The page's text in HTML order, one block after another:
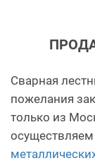
Сварная
пожелания
только из
осуществляем